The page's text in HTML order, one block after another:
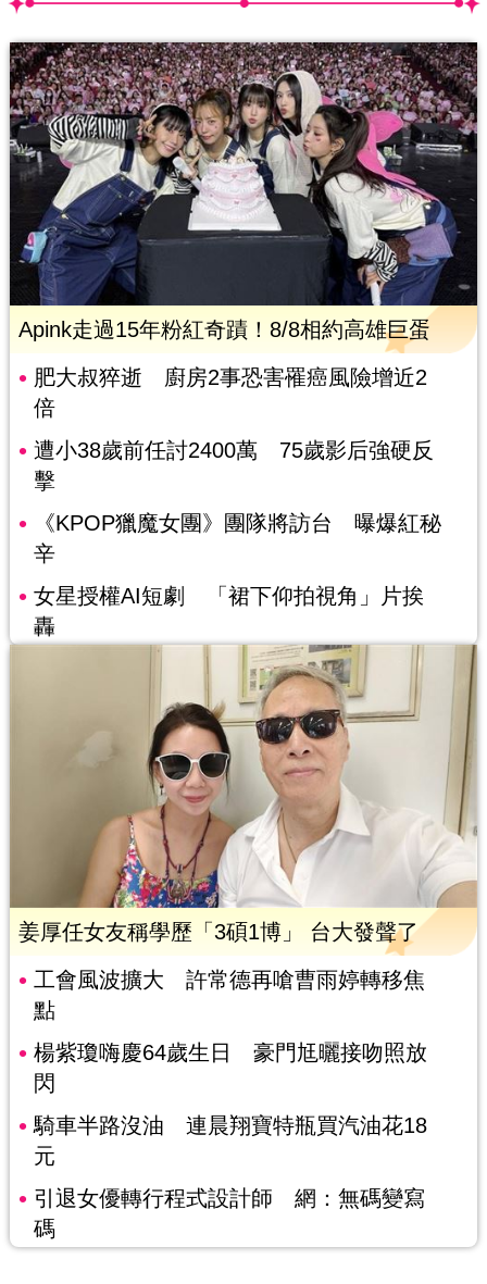
Apink走過15年粉紅奇蹟！8/8相約高雄巨蛋
肥大叔猝逝 廚房2事恐害罹癌風險增近2
倍
遭小38歲前任討2400萬 75歲影后強硬反
擊
《KPOP獵魔女團》團隊將訪台 曝爆紅秘
辛
女星授權AI短劇 「裙下仰拍視角」片挨
轟
姜厚任女友稱學歷「3碩1博」 台大發聲了
工會風波擴大 許常德再嗆曹雨婷轉移焦
點
楊紫瓊嗨慶64歲生日 豪門尪曬接吻照放
閃
騎車半路沒油 連晨翔寶特瓶買汽油花18
元
引退女優轉行程式設計師 網：無碼變寫
碼